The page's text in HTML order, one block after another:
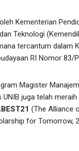
Kementerian
Teknologi
tercantum dalam
RI Nomor 83/
Magister
juga telah
(The Alliance
for Tomorrow,